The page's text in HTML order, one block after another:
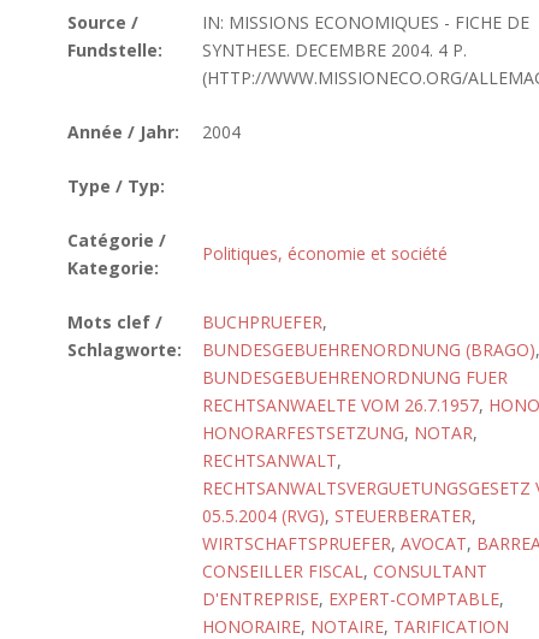
Source /
Fundstelle:
IN: MISSIONS ECONOMIQUES - FICHE DE
SYNTHESE. DECEMBRE 2004. 4 P.
(HTTP://WWW.MISSIONECO.ORG/
Année / Jahr: 2004
Type / Typ:
Catégorie /
Kategorie:
Politiques, économie et société
Mots clef /
Schlagworte:
BUCHPRUEFER,
BUNDESGEBUEHRENORDNUNG (BRAGO),
BUNDESGEBUEHRENORDNUNG FUER
RECHTSANWAELTE VOM 26.7.1957,
HONORARFESTSETZUNG, NOTAR,
RECHTSANWALT,
RECHTSANWALTSVERGUETUNGSGESETZ
05.5.2004 (RVG), STEUERBERATER,
WIRTSCHAFTSPRUEFER, AVOCAT,
CONSEILLER FISCAL, CONSULTANT
D'ENTREPRISE, EXPERT-COMPTABLE,
HONORAIRE, NOTAIRE, TARIFICATION